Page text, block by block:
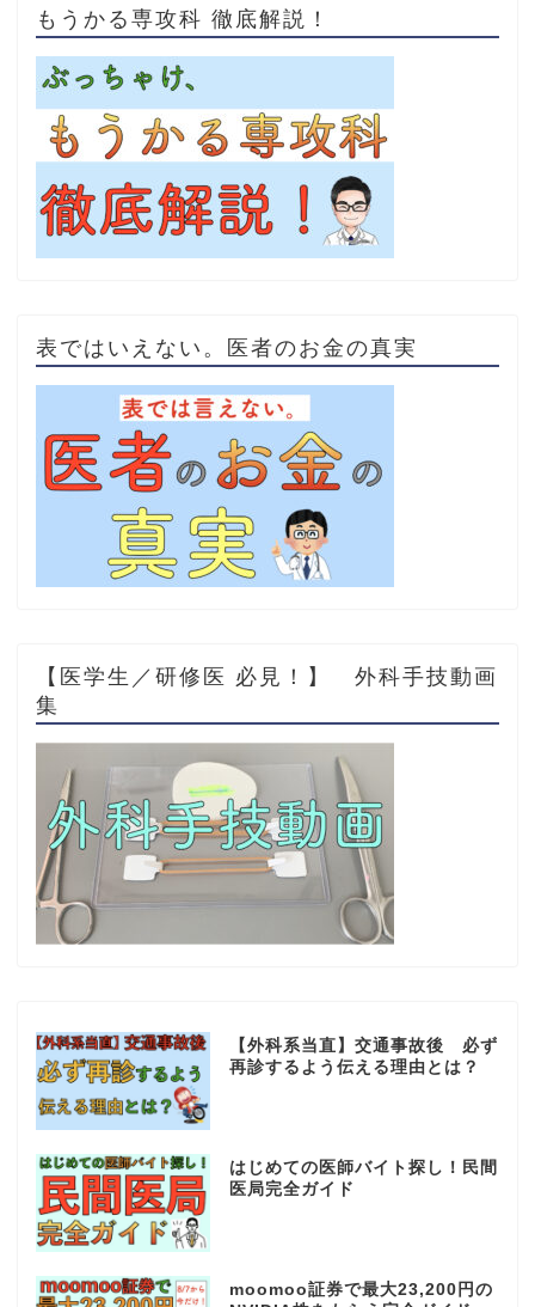
もうかる専攻科 徹底解説！
表ではいえない。医者のお金の真実
【医学生／研修医 必見！】 外科手技動画
集
【外科系当直】交通事故後 必ず
再診するよう伝える理由とは？
はじめての医師バイト探し！民間
医局完全ガイド
moomoo証券で最大23,200円の